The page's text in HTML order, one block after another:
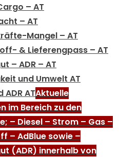
– AT
– AT
Mangel – AT
& Lieferengpass – AT
– ADR – AT
und Umwelt AT
ADR ATAktuelle
im Bereich zu den
– Diesel – Strom – Gas –
– AdBlue sowie –
(ADR) innerhalb von